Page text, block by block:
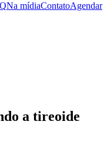
Na mídiaContatoAgendar
a tireoide